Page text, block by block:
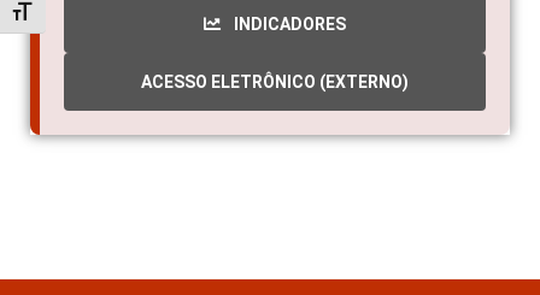
Alternar tamanho da fonte INDICADORES
ACESSO ELETRÔNICO (EXTERNO)